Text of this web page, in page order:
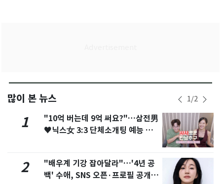
많이 본 뉴스 1/2
1
"10억 버는데 9억 써요?"…삼전男
♥닉스女 3:3 단체소개팅 예능 화
2
"배우계 기강 잡아달라"…'4년 공
백' 수애, SNS 오픈·프로필 공개